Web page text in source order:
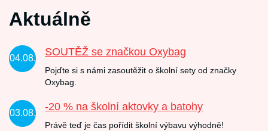
Aktuálně
04.08.
SOUTĚŽ se značkou Oxybag
Pojďte si s námi zasoutěžit o školní sety od značky
Oxybag.
03.08.
-20 % na školní aktovky a batohy
Právě teď je čas pořídit školní výbavu výhodně!